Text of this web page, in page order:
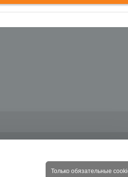
Только обязательные